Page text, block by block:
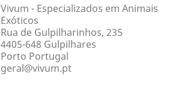
Vivum - Especializados em Animais
Exóticos
Rua de Gulpilharinhos, 235
4405-648 Gulpilhares
Porto Portugal
geral@vivum.pt